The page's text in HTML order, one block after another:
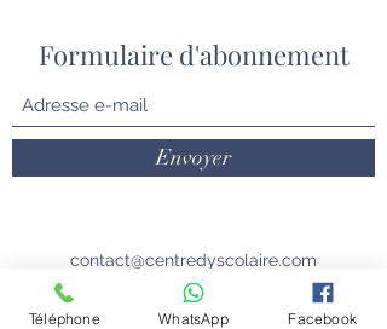
Formulaire d'abonnement
Envoyer
contact@centredyscolaire.com
0478/16.08.08
Téléphone WhatsApp Facebook